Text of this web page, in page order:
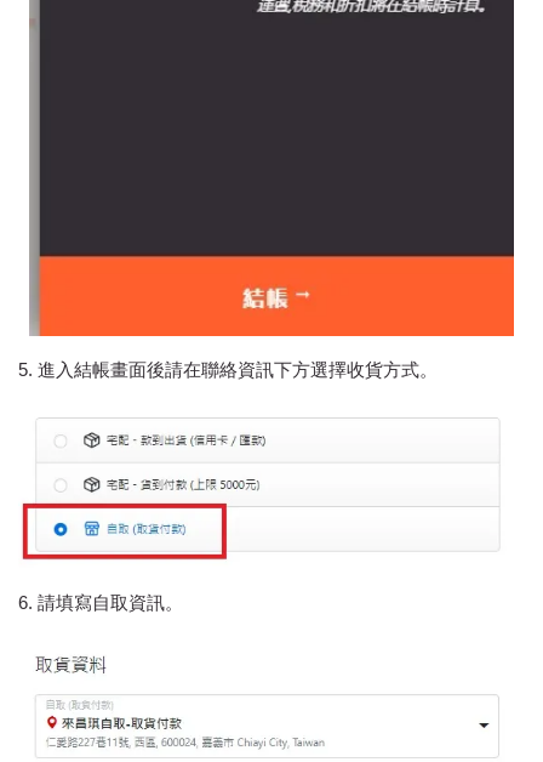
5. 進入結帳畫面後請在聯絡資訊下方選擇收貨方式。
6. 請填寫自取資訊。